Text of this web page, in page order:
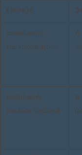
COOKIE
cookielawinfo-
checkbox-analytics
11
cookielawinfo-
checkbox-functional
11